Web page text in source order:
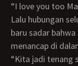
“I love you too
Lalu hubungan seluler dengan Mamie ditutup. Dan aku
baru sadar
menancap di
“Kita jadi tenang sekarang Tante,” kataku sambil